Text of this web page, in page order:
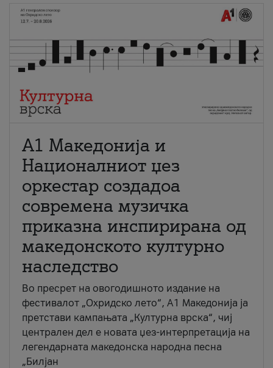
А1 Македонија и
Националниот џез
оркестар создадоа
современа музичка
приказна инспирирана од
македонското културно
наследство
Во пресрет на овогодишното издание на
фестивалот „Охридско лето“, А1 Македонија ја
претстави кампањата „Културна врска“, чиј
централен дел е новата џез-интерпретација на
легендарната македонска народна песна
„Билјан